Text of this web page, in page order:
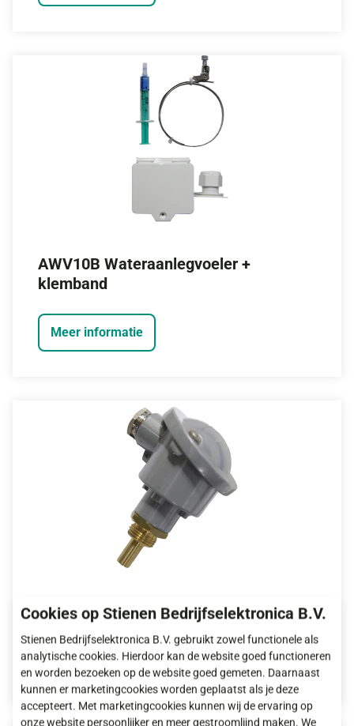
AWV10B Wateraanlegvoeler +
klemband
Meer informatie
WV10B-20 Dompelvoeler ½
Meer informatie
Cookies op Stienen Bedrijfselektronica B.V.
Stienen Bedrijfselektronica B.V. gebruikt zowel functionele als
analytische cookies. Hierdoor kan de website goed functioneren
en worden bezoeken op de website goed gemeten. Daarnaast
kunnen er marketingcookies worden geplaatst als je deze
accepteert. Met marketingcookies kunnen wij de ervaring op
onze website persoonlijker en meer gestroomlijnd maken. We